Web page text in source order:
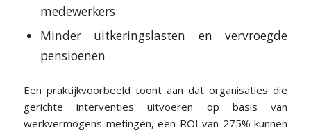
medewerkers
Minder uitkeringslasten en vervroegde
pensioenen
Een praktijkvoorbeeld toont aan dat organisaties die
gerichte interventies uitvoeren op basis van
werkvermogens-metingen, een ROI van 275% kunnen